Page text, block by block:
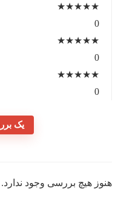
★
★
★
★
★
0
★
★
★
★
★
0
★
★
★
★
★
0
یک
هنوز هیچ بررسی وجود ندارد.